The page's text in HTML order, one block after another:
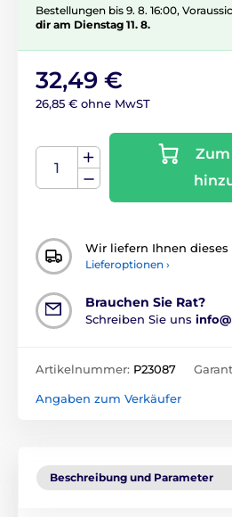
Bestellungen bis 9. 8. 16:00,
dir am Dienstag 11. 8.
32,49 €
26,85 € ohne MwST
Wir liefern Ihnen dieses
Lieferoptionen ›
Brauchen Sie Rat?
Schreiben Sie uns
Artikelnummer: P23087
Angaben zum Verkäufer
Beschreibung und Parameter